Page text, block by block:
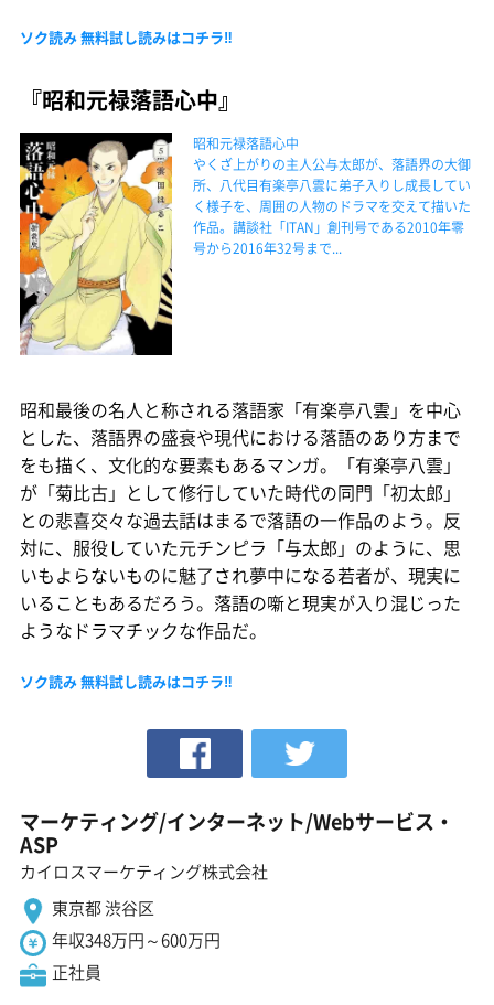
ソク読み 無料試し読みはコチラ‼
『昭和元禄落語心中』
昭和元禄落語心中
やくざ上がりの主人公与太郎が、落語界の大御
所、八代目有楽亭八雲に弟子入りし成長してい
く様子を、周囲の人物のドラマを交えて描いた
作品。講談社「ITAN」創刊号である2010年零
号から2016年32号まで...
昭和最後の名人と称される落語家「有楽亭八雲」を中心
とした、落語界の盛衰や現代における落語のあり方まで
をも描く、文化的な要素もあるマンガ。「有楽亭八雲」
が「菊比古」として修行していた時代の同門「初太郎」
との悲喜交々な過去話はまるで落語の一作品のよう。反
対に、服役していた元チンピラ「与太郎」のように、思
いもよらないものに魅了され夢中になる若者が、現実に
いることもあるだろう。落語の噺と現実が入り混じった
ようなドラマチックな作品だ。
ソク読み 無料試し読みはコチラ‼
マーケティング/インターネット/Webサービス・
ASP
カイロスマーケティング株式会社
東京都 渋谷区
年収348万円～600万円
正社員